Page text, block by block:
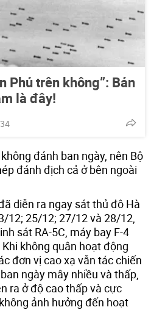
Phủ trên không”: Bản
là đây!
đánh ban ngày, nên Bộ
đánh địch cả ở bên ngoài
diễn ra ngay sát thủ đô Hà
12; 25/12; 27/12 và 28/12,
sát RA-5C, máy bay F-4
không quân hoạt động
đơn vị cao xạ vẫn tác chiến
ngày mây nhiều và thấp,
ra ở độ cao thấp và cực
ảnh hưởng đến hoạt